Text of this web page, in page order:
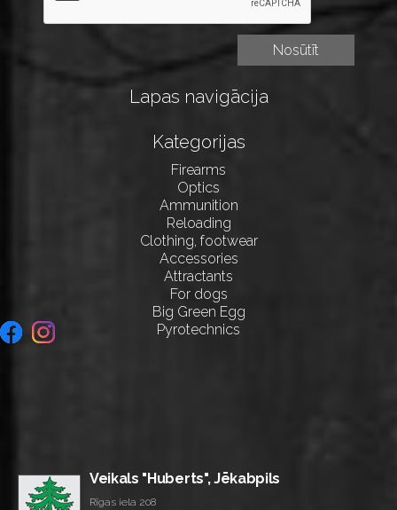
Lapas navigācija
Kategorijas
Firearms
Optics
Ammunition
Reloading
Clothing, footwear
Accessories
Attractants
For dogs
Big Green Egg
Pyrotechnics
Veikals "Huberts", Jēkabpils
Rīgas iela 208